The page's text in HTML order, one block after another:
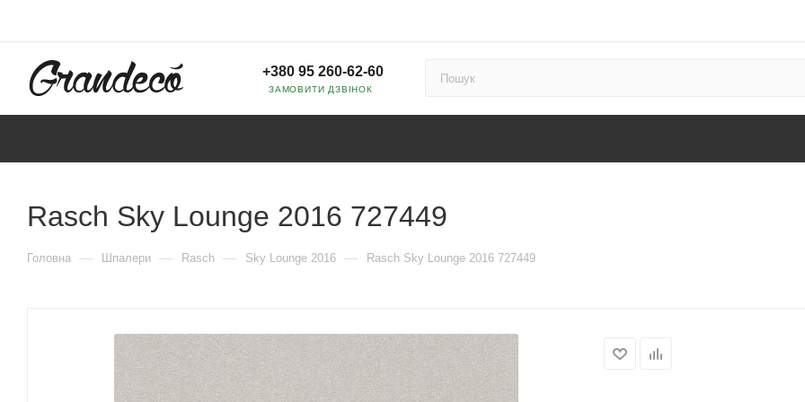
+380 95 260-62-60
ЗАМОВИТИ ДЗВІНОК
Rasch Sky Lounge 2016 727449
Головна — Шпалери — Rasch — Sky Lounge 2016 — Rasch Sky Lounge 2016 727449